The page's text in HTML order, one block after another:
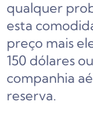
qualquer
esta
preço mais
150 dólares
companhia
reserva.